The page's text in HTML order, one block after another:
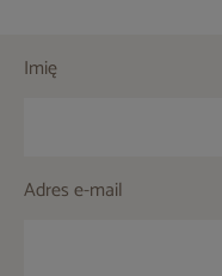
Imię
Adres e-mail